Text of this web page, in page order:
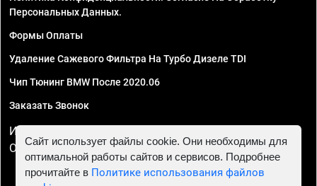
Персональных Данных.
Формы Оплаты
Удаление Сажевого Фильтра На Турбо Дизеле TDI
Чип Тюнинг BMW После 2020.06
Заказать Звонок
ИП Смирнов Георгий Павлович. ИНН 781302555843,
ОГРНИП 324470400032610
Сайт использует файлы cookie. Они необходимы для
оптимальной работы сайтов и сервисов. Подробнее
прочитайте в Политике использования файлов